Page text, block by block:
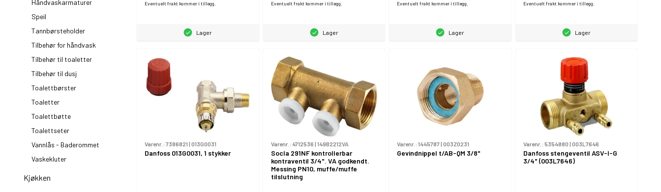
Håndvaskarmaturer
Speil
Tannbørsteholder
Tilbehør for håndvask
Tilbehør til toaletter
Tilbehør til dusj
Toalettbørster
Toaletter
Toalettbøtte
Toalettseter
Vannlås - Baderommet
Vaskekluter
Kjøkken
Eventuelt frakt kommer i tillegg.
Lager
Eventuelt frakt kommer i tillegg.
Lager
Eventuelt frakt kommer i tillegg.
Lager
Eventuelt frakt kommer i tillegg.
Lager
Varenr.: 7386821 | 013G0031
Danfoss 013G0031, 1 stykker
Varenr.: 4712536 | 149B2212VA
Socla 291NF kontrollerbar
kontraventil 3/4". VA godkendt.
Messing PN10, muffe/muffe
tilslutning
Varenr.: 1445787| 003Z0231
Gevindnippel t/AB-QM 3/8"
Varenr.: 5354880 | 003L7646
Danfoss stengeventil ASV-I-G
3/4" (003L7646)